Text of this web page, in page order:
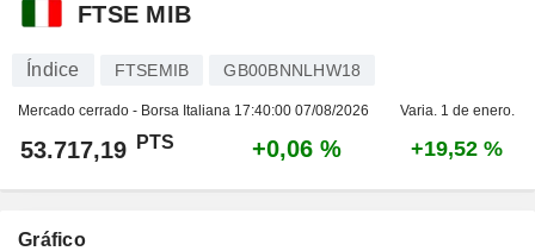
FTSE MIB
Índice FTSEMIB GB00BNNLHW18
Mercado cerrado - Borsa Italiana 17:40:00 07/08/2026 Varia. 1 de enero.
53.717,19 PTS +0,06 % +19,52 %
Gráfico